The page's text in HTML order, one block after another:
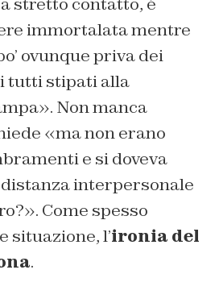
immortalata mentre
ovunque priva dei
tutti stipati alla
Non manca
«ma non erano
e si doveva
interpersonale
Come spesso
situazione, l’ironia del
.